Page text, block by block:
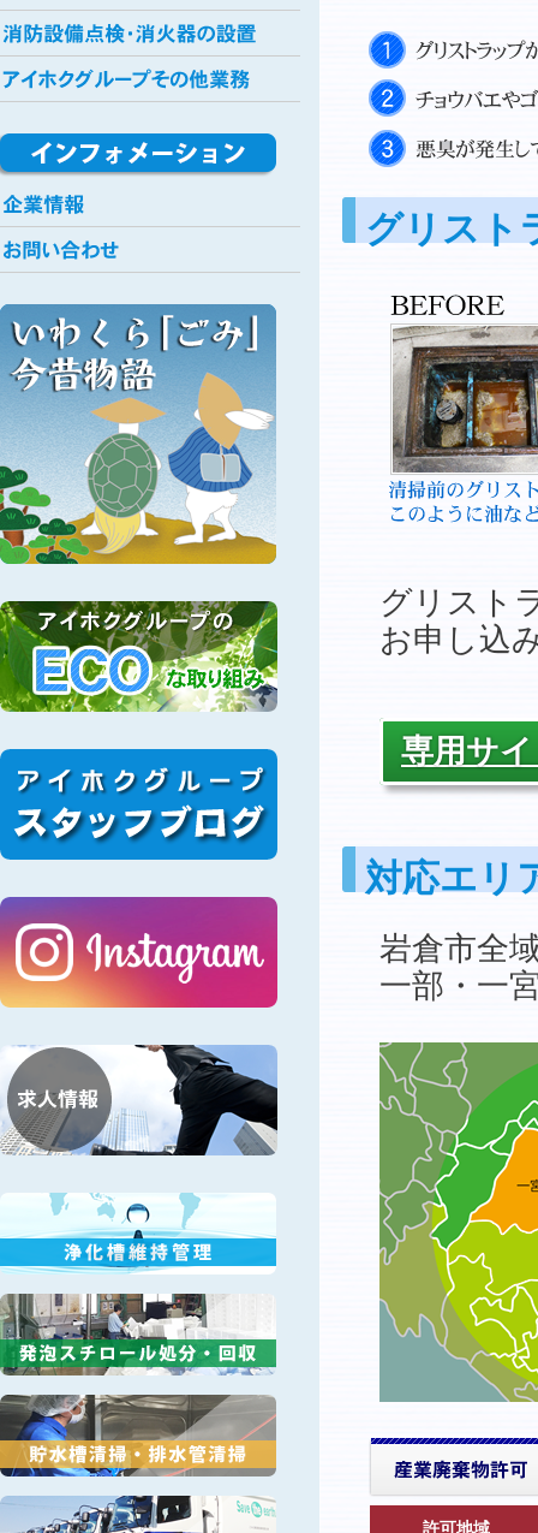
グリスト
グリスト
お申し込
専用サ
対応エリ
岩倉市全
一部・一
許可地域 愛